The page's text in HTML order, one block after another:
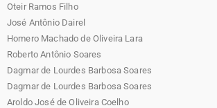
Oteir Ramos Filho
José Antônio Dairel
Homero Machado de Oliveira Lara
Roberto Antônio Soares
Dagmar de Lourdes Barbosa Soares
Dagmar de Lourdes Barbosa Soares
Aroldo José de Oliveira Coelho